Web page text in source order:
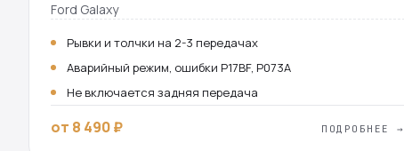
Ford Galaxy
Рывки и толчки на 2-3 передачах
Аварийный режим, ошибки P17BF, P073A
Не включается задняя передача
от 8 490 ₽ ПОДРОБНЕЕ →